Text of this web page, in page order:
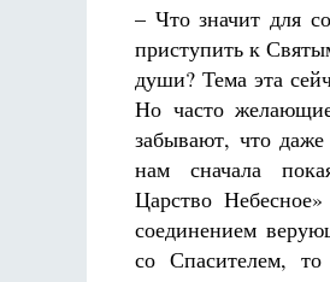
– Что значит для
приступить к
души? Тема эта
Но часто желающие
забывают, что
нам сначала
Царство
соединением
со Спасителем,